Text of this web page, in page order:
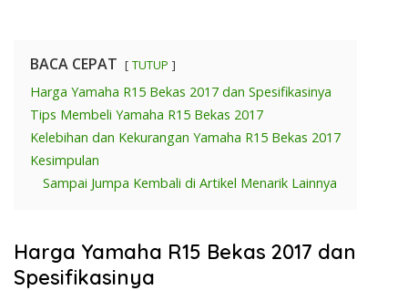
BACA CEPAT TUTUP
Harga Yamaha R15 Bekas 2017 dan Spesifikasinya
Tips Membeli Yamaha R15 Bekas 2017
Kelebihan dan Kekurangan Yamaha R15 Bekas 2017
Kesimpulan
Sampai Jumpa Kembali di Artikel Menarik Lainnya
Harga Yamaha R15 Bekas 2017 dan
Spesifikasinya